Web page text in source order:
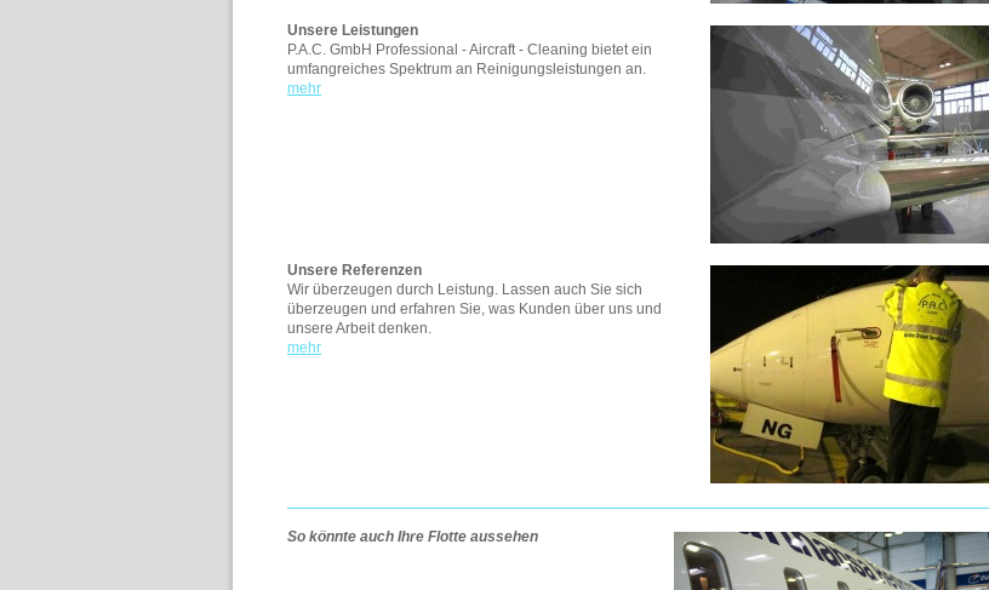
Unsere Leistungen
P.A.C. GmbH Professional - Aircraft - Cleaning bietet ein
umfangreiches Spektrum an Reinigungsleistungen an.
mehr
Unsere Referenzen
Wir überzeugen durch Leistung. Lassen auch Sie sich
überzeugen und erfahren Sie, was Kunden über uns und
unsere Arbeit denken.
mehr
So könnte auch Ihre Flotte aussehen